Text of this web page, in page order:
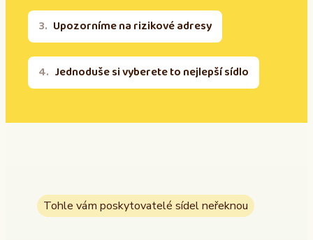
Upozorníme na rizikové adresy
Jednoduše si vyberete to nejlepší sídlo
Tohle vám poskytovatelé sídel neřeknou